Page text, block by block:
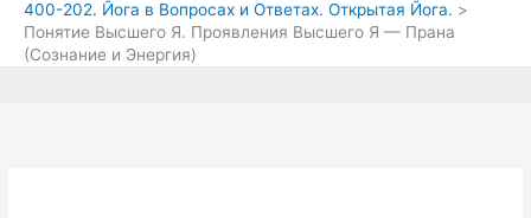
400-202. Йога в Вопросах и Ответах. Открытая Йога.
Понятие Высшего Я. Проявления Высшего Я — Прана
(Сознание и Энергия)